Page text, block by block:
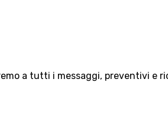
a tutti i messaggi, preventivi e